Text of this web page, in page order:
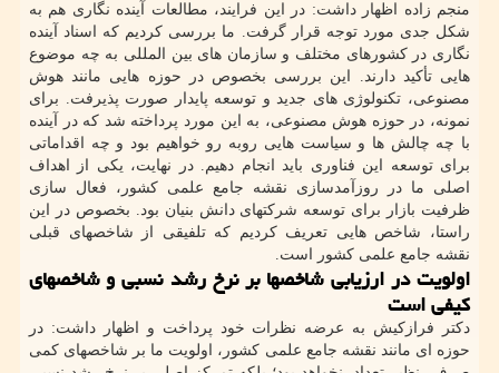
منجم زاده اظهار داشت: در این فرایند، مطالعات آینده نگاری هم به
شکل جدی مورد توجه قرار گرفت. ما بررسی کردیم که اسناد آینده
نگاری در کشورهای مختلف و سازمان های بین المللی به چه موضوع
هایی تأکید دارند. این بررسی بخصوص در حوزه هایی مانند هوش
مصنوعی، تکنولوژی های جدید و توسعه پایدار صورت پذیرفت. برای
نمونه، در حوزه هوش مصنوعی، به این مورد پرداخته شد که در آینده
با چه چالش ها و سیاست هایی روبه رو خواهیم بود و چه اقداماتی
برای توسعه این فناوری باید انجام دهیم. در نهایت، یکی از اهداف
اصلی ما در روزآمدسازی نقشه جامع علمی کشور، فعال سازی
ظرفیت بازار برای توسعه شرکتهای دانش بنیان بود. بخصوص در این
راستا، شاخص هایی تعریف کردیم که تلفیقی از شاخصهای قبلی
نقشه جامع علمی کشور است.
اولویت در ارزیابی شاخصها بر نرخ رشد نسبی و شاخصهای
کیفی است
دکتر فرازکیش به عرضه نظرات خود پرداخت و اظهار داشت: در
حوزه ای مانند نقشه جامع علمی کشور، اولویت ما بر شاخصهای کمی